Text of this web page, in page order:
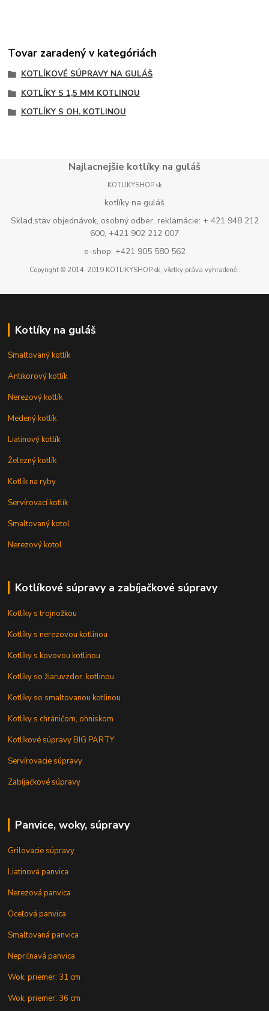
Tovar zaradený v kategóriách
KOTLÍKOVÉ SÚPRAVY NA GULÁŠ
KOTLÍKY S 1,5 MM KOTLINOU
KOTLÍKY S OH. KOTLINOU
Najlacnejšie kotlíky na guláš
KOTLIKYSHOP.sk
kotlíky na guláš
Sklad,stav objednávok, osobný odber, reklamácie: + 421 948 212
600, +421 902 212 007
e-shop: +421 905 580 562
Copyright © 2014-2019 KOTLIKYSHOP.sk, všetky práva vyhradené..
Kotlíky na guláš
Smaltovaný kotlík
Antikorový kotlík
Nerezový kotlík
Medený kotlík
Liatinový kotlík
Železný kotlík
Kotlík na ryby
Servírovací kotlík
Smaltovaný kotol
Nerezový kotol
Kotlíkové súpravy a zabíjačkové súpravy
Kotlíky s trojnožkou
Kotlíky s nerezovou kotlinou
Kotlíky s kovovou kotlinou
Kotlíky so žiaruvzdor. kotlinou
Kotlíky so smaltovanou kotlinou
Kotlíky s chráničom, ohniskom
Kotlíkové súpravy BIG PARTY
Servírovacie súpravy
Zabíjačkové súpravy
Panvice, woky, súpravy
Grilovacie súpravy
Liatinová panvica
Nerezová panvica
Oceľová panvica
Smaltovaná panvica
Nepriľnavá panvica
Wok, priemer: 31 cm
Wok, priemer: 36 cm